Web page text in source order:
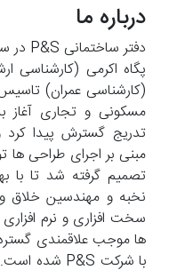
درباره ما
پگاه اکرمی (کارشناسی
(کارشناسی عمران)
تدریج گسترش پیدا کرد
تصمیم گرفته شد تا با
نخبه و مهندسین خلاق
سخت افزاری و نرم
ها موجب علاقمندی گستره